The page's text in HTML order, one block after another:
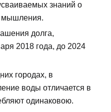
знаний о
мышления.
долга,
2018 года, до 2024
городах, в
воды отличается в
одинаковою.